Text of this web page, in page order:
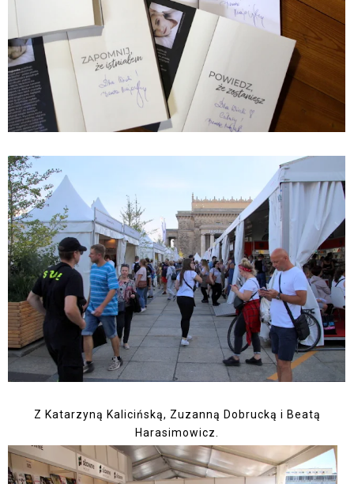
Z Katarzyną Kalicińską, Zuzanną Dobrucką i Beatą
Harasimowicz.